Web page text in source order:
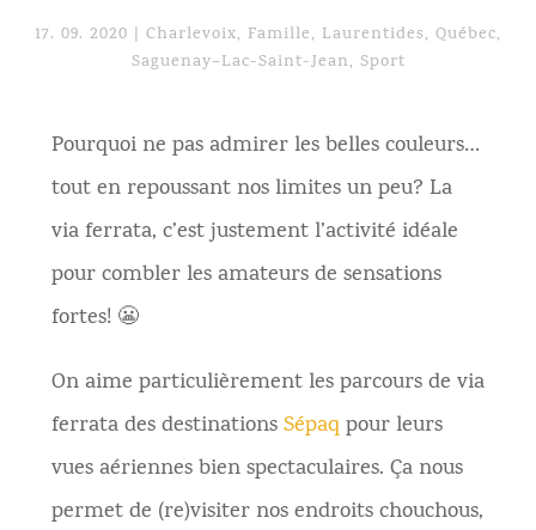
17. 09. 2020 Charlevoix, Famille, Laurentides, Québec,
Saguenay–Lac-Saint-Jean, Sport
Pourquoi ne pas admirer les belles couleurs…
tout en repoussant nos limites un peu? La
via ferrata, c’est justement l’activité idéale
pour combler les amateurs de sensations
fortes! 😬
On aime particulièrement les parcours de via
ferrata des destinationsSépaqpour leurs
vues aériennes bien spectaculaires. Ça nous
permet de (re)visiter nos endroits chouchous,